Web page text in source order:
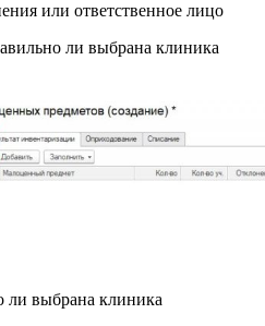
или ответственное лицо
ли выбрана клиника
ли выбрана клиника